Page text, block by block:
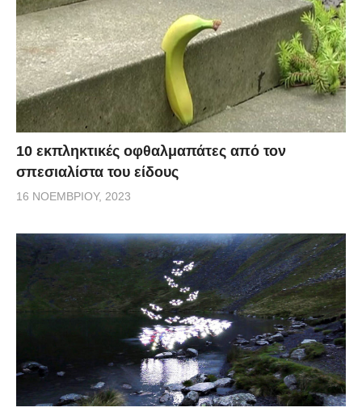
10 εκπληκτικές οφθαλμαπάτες από τον
σπεσιαλίστα του είδους
16 ΝΟΕΜΒΡΊΟΥ, 2023